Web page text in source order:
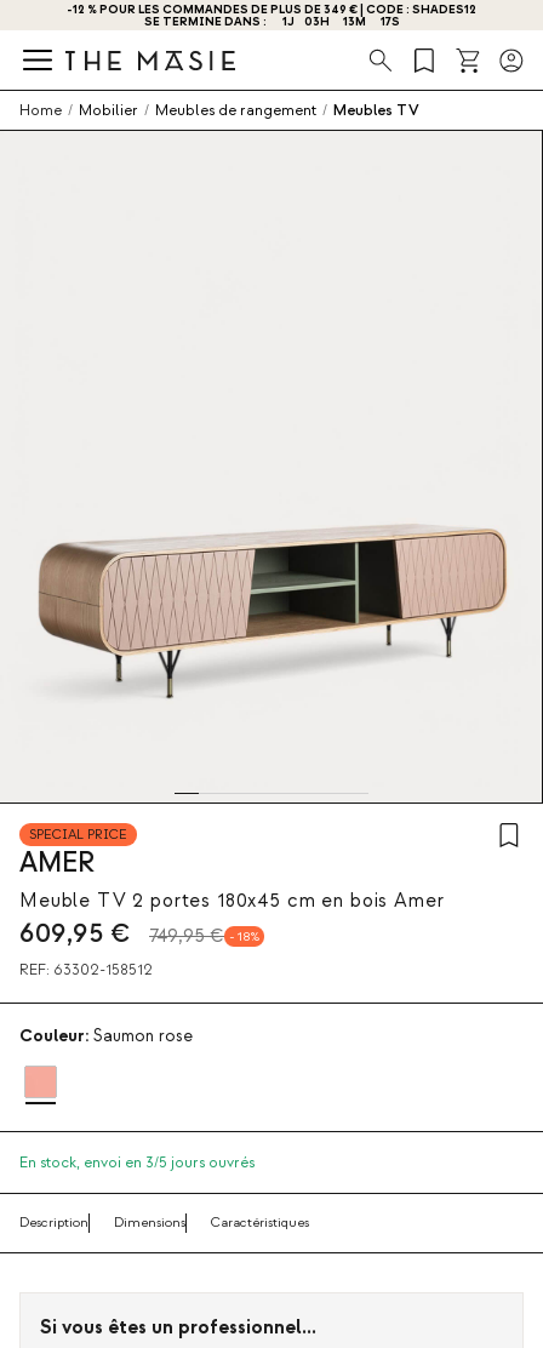
-12 % POUR LES COMMANDES DE PLUS DE 349 € | CODE : SHADES12
SE TERMINE DANS : 1J 03H 13M 17S
OBTENEZ - 10 % DE RÉDUCTION EN VOUS INSCRIVANT DÈS MAINTENANT !
Recherche
Home / Mobilier / Meubles de rangement / Meubles TV
SPECIAL PRICE
AMER
Meuble TV 2 portes 180x45 cm en bois Amer
609,95 € 749,95 € 18
REF: 63302-158512
Couleur: Saumon rose
En stock, envoi en 3/5 jours ouvrés
Description Dimensions Caractéristiques
Si vous êtes un professionnel...